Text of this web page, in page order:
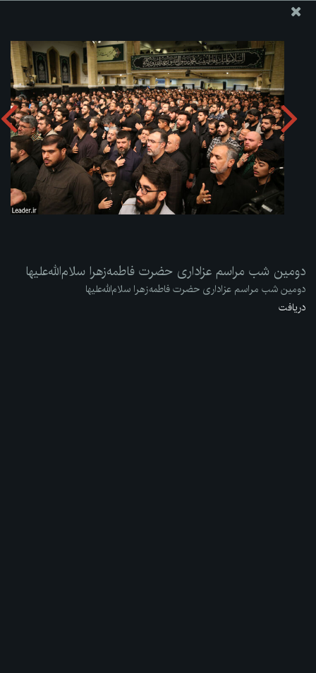
ارسال نامه
وجوهات
دومین شب مراسم عزاداری حضرت فاطمه‌زهرا سلام‌الله‌علیها
دریافت آلبوم:zip
دومین شب مراسم عزاداری حضرت فاطمه‌زهرا سلام‌الله‌علیها
دومین شب مراسم عزاداری حضرت فاطمه‌زهرا سلام‌الله‌علیها
دریافت